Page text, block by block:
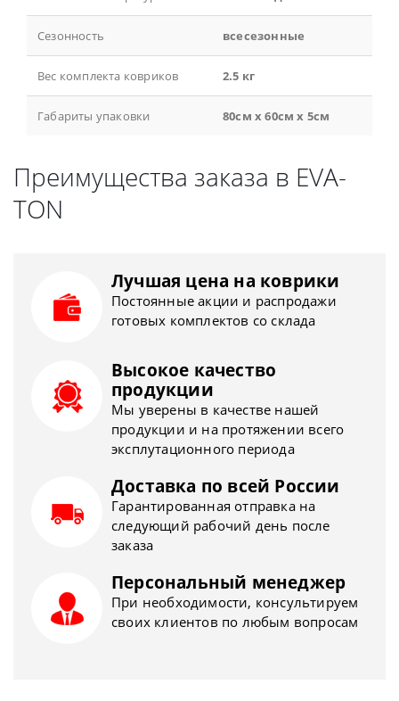
Сезонность всесезонные
Вес комплекта ковриков 2.5 кг
Габариты упаковки 80см x 60см x 5см
Преимущества заказа в EVA-
TON
Лучшая цена на коврики
Постоянные акции и распродажи
готовых комплектов со склада
Высокое качество
продукции
Мы уверены в качестве нашей
продукции и на протяжении всего
эксплутационного периода
Доставка по всей России
Гарантированная отправка на
следующий рабочий день после
заказа
Персональный менеджер
При необходимости, консультируем
своих клиентов по любым вопросам